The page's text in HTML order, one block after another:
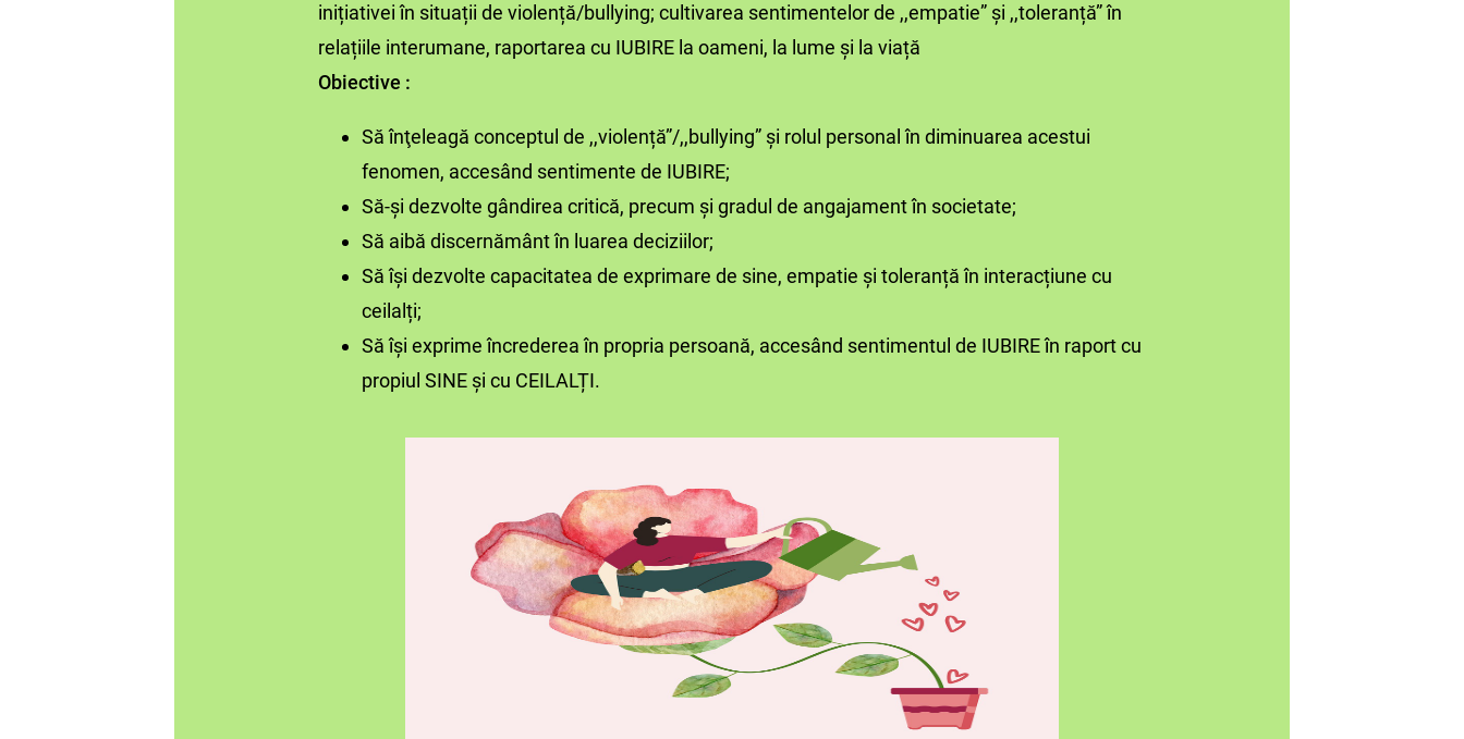
inițiativei în situații de violență/bullying; cultivarea sentimentelor de ,,empatie” și ,,toleranță” în
relațiile interumane, raportarea cu IUBIRE la oameni, la lume și la viață
Obiective :
Să înţeleagă conceptul de ,,violență”/,,bullying” şi rolul personal în diminuarea acestui
fenomen, accesând sentimente de IUBIRE;
Să-și dezvolte gândirea critică, precum și gradul de angajament în societate;
Să aibă discernământ în luarea deciziilor;
Să își dezvolte capacitatea de exprimare de sine, empatie și toleranță în interacțiune cu
ceilalți;
Să își exprime încrederea în propria persoană, accesând sentimentul de IUBIRE în raport cu
propiul SINE și cu CEILALȚI.